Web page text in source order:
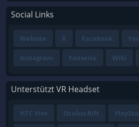
Social Links
Website X Facebook
Instagram Fanseite Wiki
Unterstützt VR Headset
HTC Vive Oculus Rift